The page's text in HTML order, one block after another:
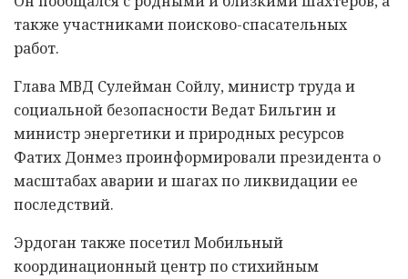
также участниками поисково-спасательных
работ.
Глава МВД Сулейман Сойлу, министр труда и
социальной безопасности Ведат Бильгин и
министр энергетики и природных ресурсов
Фатих Донмез проинформировали президента о
масштабах аварии и шагах по ликвидации ее
последствий.
Эрдоган также посетил Мобильный
координационный центр по стихийным